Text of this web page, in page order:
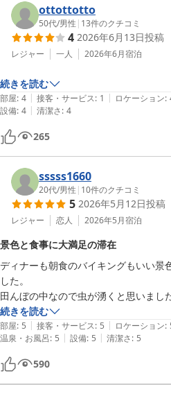
ottottotto
50代/男性 | 13件のクチコミ
4 2026年6月13日投稿
レジャー 一人 2026年6月宿泊
続きを読む
部屋: 4 | 接客・サービス: 1 | ロケーション:
設備: 4 | 清潔さ: 4
265
sssss1660
20代/男性 | 10件のクチコミ
5 2026年5月12日投稿
レジャー 恋人 2026年5月宿泊
景色と食事に大満足の滞在
ディナーも朝食のバイキングもいい景
した。
田んぼの中なので虫が湧くと思いまし
でした。
大満足です。
続きを読む
部屋: 5 | 接客・サービス: 5 | ロケーション:
温泉・お風呂: 5 | 設備: 5 | 清潔さ: 5
590